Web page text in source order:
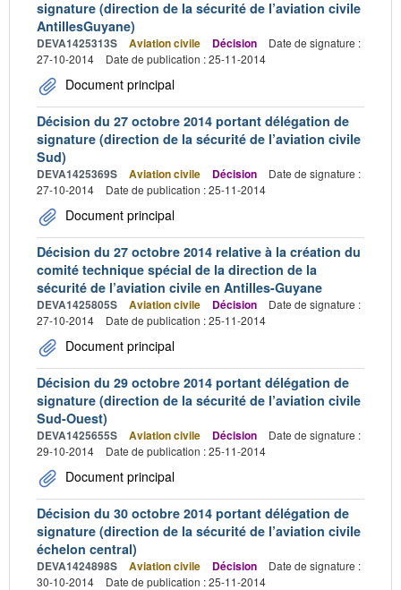
signature (direction de la sécurité de l’aviation civile
AntillesGuyane)
DEVA1425313S Aviation civile Décision
Date de signature :
27-10-2014
Date de publication : 25-11-2014
Document principal
Décision du 27 octobre 2014 portant délégation de
signature (direction de la sécurité de l’aviation civile
Sud)
DEVA1425369S Aviation civile Décision
Date de signature :
27-10-2014
Date de publication : 25-11-2014
Document principal
Décision du 27 octobre 2014 relative à la création du
comité technique spécial de la direction de la
sécurité de l’aviation civile en Antilles-Guyane
DEVA1425805S Aviation civile Décision
Date de signature :
27-10-2014
Date de publication : 25-11-2014
Document principal
Décision du 29 octobre 2014 portant délégation de
signature (direction de la sécurité de l’aviation civile
Sud-Ouest)
DEVA1425655S Aviation civile Décision
Date de signature :
29-10-2014
Date de publication : 25-11-2014
Document principal
Décision du 30 octobre 2014 portant délégation de
signature (direction de la sécurité de l’aviation civile
échelon central)
DEVA1424898S Aviation civile Décision
Date de signature :
30-10-2014
Date de publication : 25-11-2014